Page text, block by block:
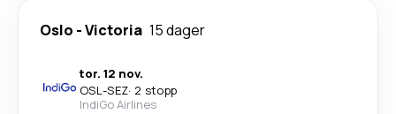
Oslo -Victoria 15 dager
tor. 12 nov.
OSL-SEZ· 2 stopp
IndiGo Airlines